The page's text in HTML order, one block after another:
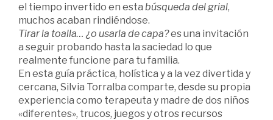
el tiempo invertido en esta búsqueda del grial,
muchos acaban rindiéndose.
Tirar la toalla… ¿o usarla de capa?es una invitación
a seguir probando hasta la saciedad lo que
realmente funcione para tu familia.
En esta guía práctica, holística y a la vez divertida y
cercana, Silvia Torralba comparte, desde su propia
experiencia como terapeuta y madre de dos niños
«diferentes», trucos, juegos y otros recursos